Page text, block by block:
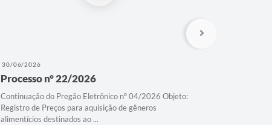
30/06/2026
Processo n° 22/2026
Continuação do Pregão Eletrônico nº 04/2026 Objeto:
Registro de Preços para aquisição de gêneros
alimentícios destinados ao ...